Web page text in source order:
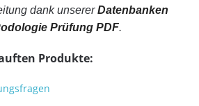
dank unsererDatenbanken
Prüfung PDF.
Produkte: